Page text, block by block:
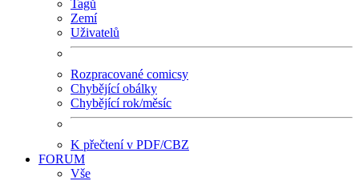
Tagů
Zemí
Uživatelů
Rozpracované comicsy
Chybějící obálky
Chybějící rok/měsíc
K přečtení v PDF/CBZ
FORUM
Vše